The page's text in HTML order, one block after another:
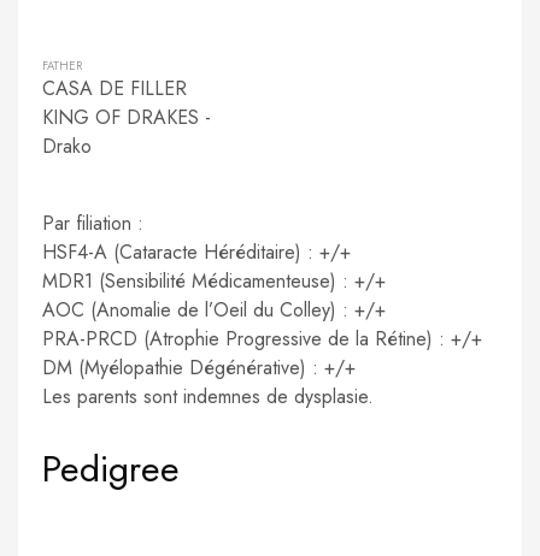
FATHER
CASA DE FILLER
KING OF DRAKES -
Drako
Par filiation :
HSF4-A (Cataracte Héréditaire) : +/+
MDR1 (Sensibilité Médicamenteuse) : +/+
AOC (Anomalie de l’Oeil du Colley) : +/+
PRA-PRCD (Atrophie Progressive de la Rétine) : +/+
DM (Myélopathie Dégénérative) : +/+
Les parents sont indemnes de dysplasie.
Pedigree